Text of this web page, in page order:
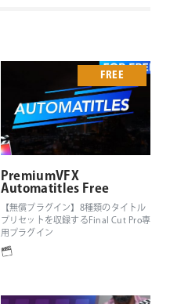
FREE
PremiumVFX
Automatitles Free
【無償プラグイン】8種類のタイトル
プリセットを収録するFinal Cut Pro専
用プラグイン